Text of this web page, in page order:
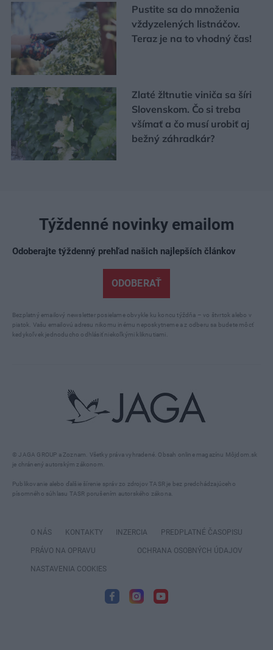
Pustite sa do množenia
vždyzelených listnáčov.
Teraz je na to vhodný čas!
Zlaté žltnutie viniča sa šíri
Slovenskom. Čo si treba
všímať a čo musí urobiť aj
bežný záhradkár?
© JAGA GROUP a Zoznam. Všetky práva vyhradené. Obsah online magazínu Môjdom.sk
je chránený autorským zákonom.
Publikovanie alebo ďalšie šírenie správ zo zdrojov TASR je bez predchádzajúceho
písomného súhlasu TASR porušením autorského zákona.
Týždenné novinky emailom
Odoberajte týždenný prehľad našich najlepších článkov
ODOBERAŤ
Bezplatný emailový newsletter posielame obvykle ku koncu týždňa – vo štvrtok alebo v
piatok. Vašu emailovú adresu nikomu inému neposkytneme a z odberu sa budete môcť
kedykoľvek jednoducho odhlásiť niekoľkými kliknutiami.
O NÁS KONTAKTY INZERCIA PREDPLATNÉ ČASOPISU
PRÁVO NA OPRAVU OCHRANA OSOBNÝCH ÚDAJOV
NASTAVENIA COOKIES